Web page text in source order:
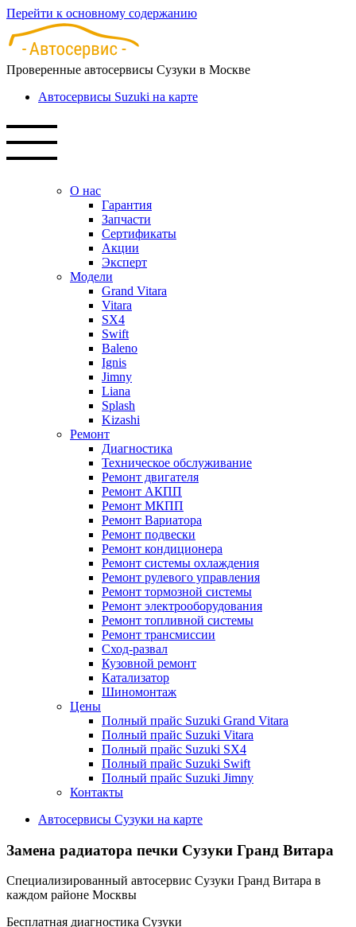
Перейти к основному содержанию
Проверенные автосервисы Сузуки в Москве
Автосервисы Suzuki на карте
О нас
Гарантия
Запчасти
Сертификаты
Акции
Эксперт
Модели
Grand Vitara
Vitara
SX4
Swift
Baleno
Ignis
Jimny
Liana
Splash
Kizashi
Ремонт
Диагностика
Техническое обслуживание
Ремонт двигателя
Ремонт АКПП
Ремонт МКПП
Ремонт Вариатора
Ремонт подвески
Ремонт кондиционера
Ремонт системы охлаждения
Ремонт рулевого управления
Ремонт тормозной системы
Ремонт электрооборудования
Ремонт топливной системы
Ремонт трансмиссии
Сход-развал
Кузовной ремонт
Катализатор
Шиномонтаж
Цены
Полный прайс Suzuki Grand Vitara
Полный прайс Suzuki Vitara
Полный прайс Suzuki SX4
Полный прайс Suzuki Swift
Полный прайс Suzuki Jimny
Контакты
Автосервисы Сузуки на карте
Замена радиатора печки Сузуки Гранд Витара
Специализированный автосервис Сузуки Гранд Витара в
каждом районе Москвы
Бесплатная диагностика Сузуки